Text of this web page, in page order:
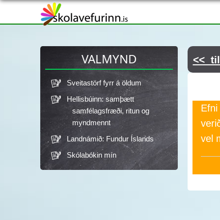
VALMYND
Sveitastörf fyrr á öldum
Hellisbúinn: samþætt
samfélagsfræði, ritun og
myndmennt
Landnámið: Fundur Íslands
Skólabókin mín
<<
vel